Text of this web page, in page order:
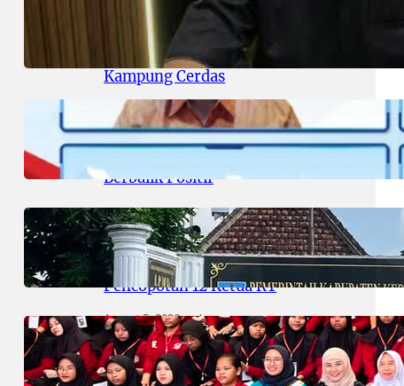
DPRD Surabaya Pastikan
Program Kampung Pancasila
Terakomodasi Dalam Raperda
Kampung Cerdas
August 6, 2026.areknews
Sektor Jasa Keuangan Stabil, OJK
Berbalik Positif
August 5, 2026.areknews
Heboh! Usai Disorot Media, Kades
Duwet ‘Angkat’ Bicara Soal
Pencopotan 12 Ketua RT
August 5, 2026.areknews
Tinjau Kesiapan SR Kedung
Cowek, Komisi D Sebut Fasilitas